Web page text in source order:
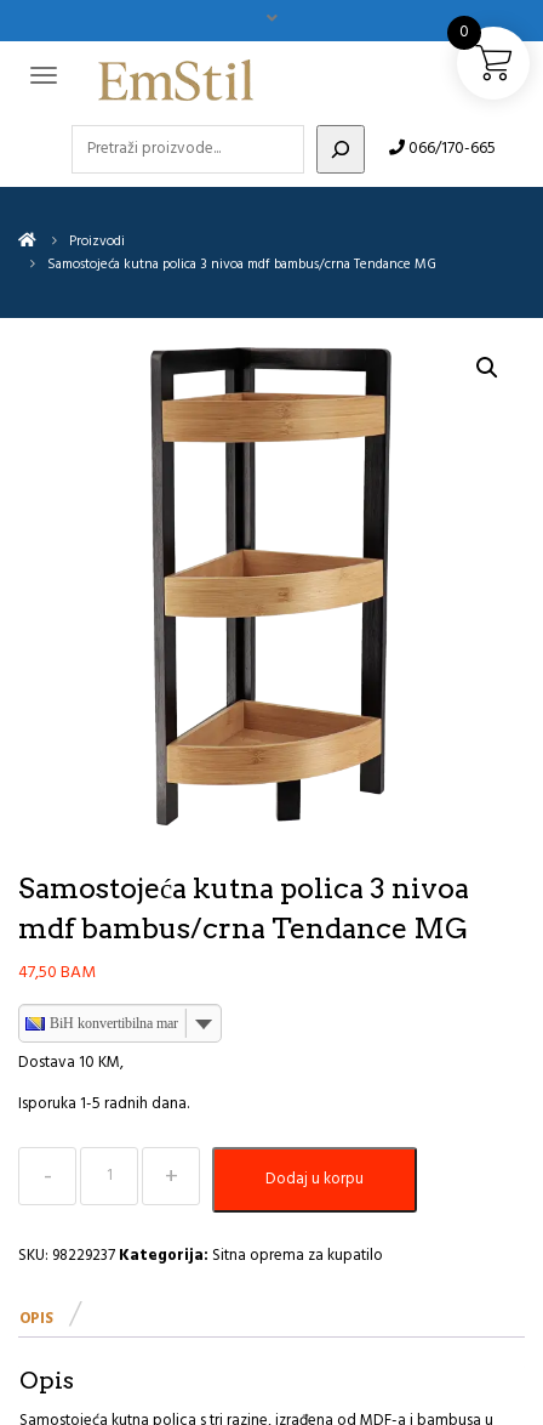
066/170-665
Proizvodi
Samostojeća kutna polica 3 nivoa mdf bambus/crna Tendance MG
Samostojeća kutna polica 3 nivoa
mdf bambus/crna Tendance MG
47,50BAM
BiH konvertibilna marka
Dostava 10 KM,
Isporuka 1-5 radnih dana.
Samostojeća
kutna
polica
nivoa
bambus/crna
MG
Dodaj u korpu
SKU: 98229237Kategorija: Sitna oprema za kupatilo
OPIS
Opis
0